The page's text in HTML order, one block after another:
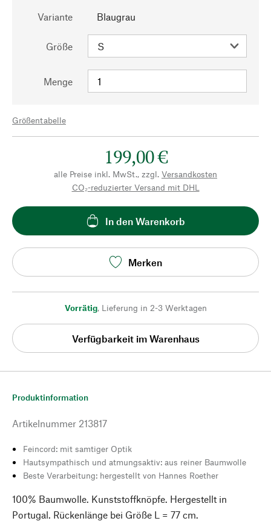
Variante Blaugrau
Größe
Menge
Größentabelle
199,00 €
alle Preise inkl. MwSt., zzgl. Versandkosten
CO₂-reduzierter Versand mit DHL
In den Warenkorb
Merken
Vorrätig, Lieferung in 2-3 Werktagen
Verfügbarkeit im Warenhaus
Produktinformation
Artikelnummer 213817
Feincord: mit samtiger Optik
Hautsympathisch und atmungsaktiv: aus reiner Baumwolle
Beste Verarbeitung: hergestellt von Hannes Roether
100% Baumwolle. Kunststoffknöpfe. Hergestellt in
Portugal. Rückenlänge bei Größe L = 77 cm.